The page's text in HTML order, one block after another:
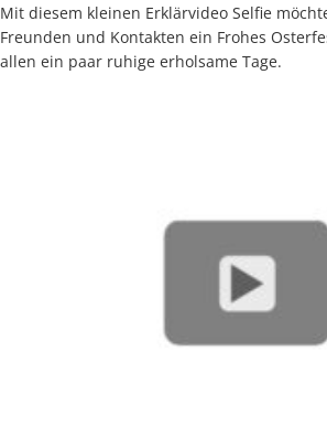
Mit die­sem klei­nen Erklär­vi­deo Sel­fie
Freun­den und Kon­tak­ten ein Fro­hes
allen ein paar ruhi­ge erhol­sa­me Tage.